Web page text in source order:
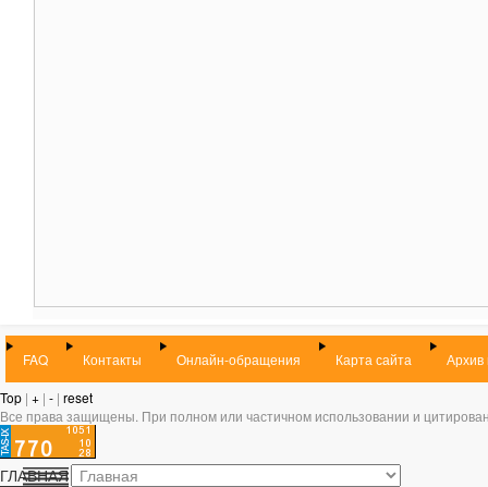
FAQ Контакты Онлайн-обращения Карта сайта Архив
Top | + | - | reset
Все права защищены. При полном или частичном использовании и
ГЛАВНАЯ